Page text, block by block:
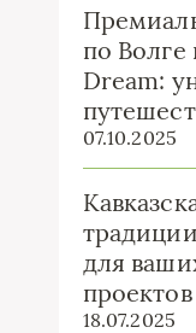
по Волге
Dream:
07.10.2025
для
проектов
18.07.2025